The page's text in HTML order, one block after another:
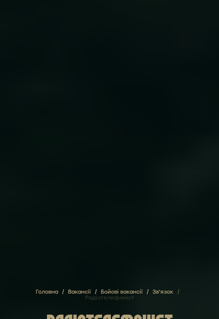
Головна / Вакансії/ Бойові вакансії/ Зв'язок /
Радіотелефоніст